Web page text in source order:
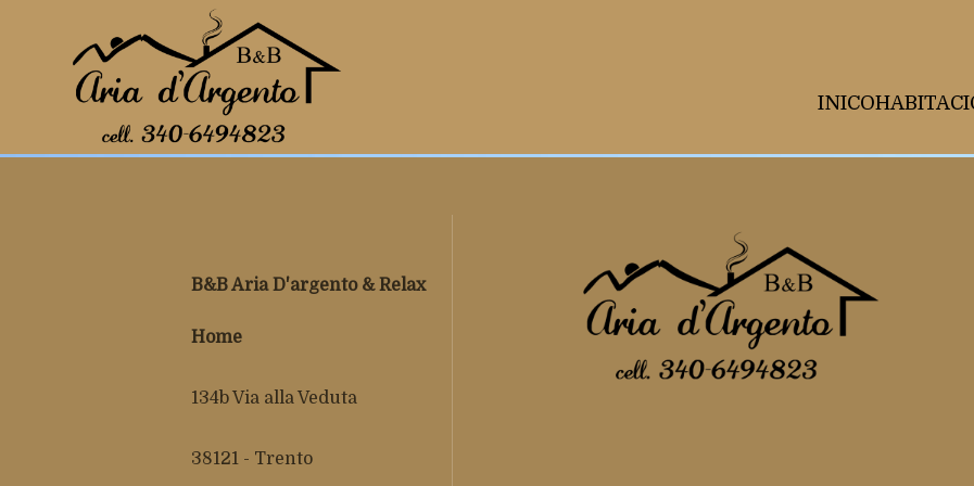
INICO
Failed to load BookingEngineFullScreen/index: Loading chunk 93 failed. (missing: https://
B&B Aria D'argento & Relax
Home
134b Via alla Veduta
38121 - Trento